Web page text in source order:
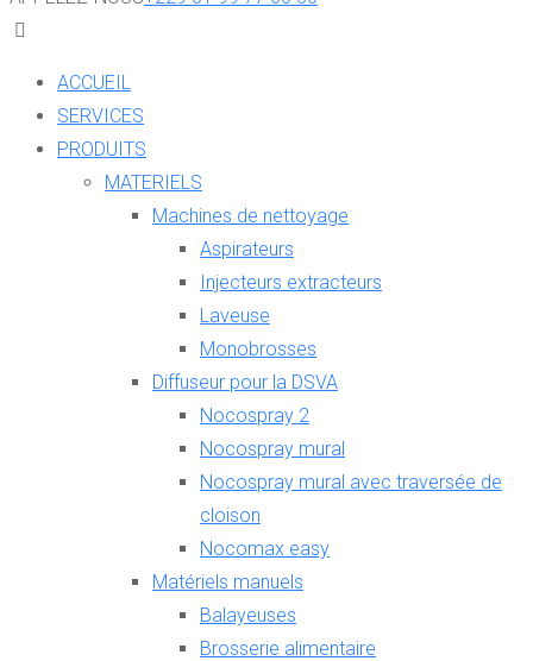
ACCUEIL
SERVICES
PRODUITS
MATERIELS
Machines de nettoyage
Aspirateurs
Injecteurs extracteurs
Laveuse
Monobrosses
Diffuseur pour la DSVA
Nocospray 2
Nocospray mural
Nocospray mural avec traversée de
cloison
Nocomax easy
Matériels manuels
Balayeuses
Brosserie alimentaire